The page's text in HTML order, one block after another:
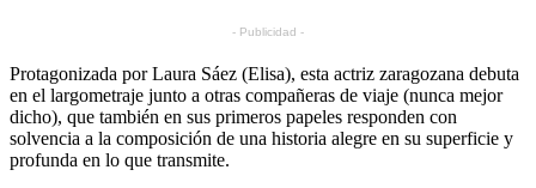
- Publicidad -
Protagonizada por Laura Sáez (Elisa), esta actriz zaragozana debuta
en el largometraje junto a otras compañeras de viaje (nunca mejor
dicho), que también en sus primeros papeles responden con
solvencia a la composición de una historia alegre en su superficie y
profunda en lo que transmite.